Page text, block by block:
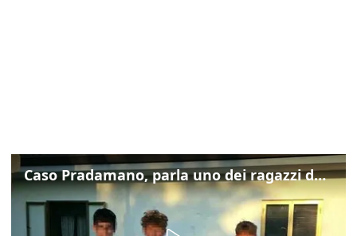
Caso Pradamano, parla uno dei ragazzi denunciati per la limonata: "Volevo anche aiutare i miei"